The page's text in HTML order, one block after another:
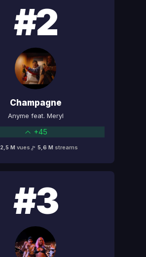
#2
Champagne
Anyme feat. Meryl
+45
2,5 M vues 5,6 M streams
#3